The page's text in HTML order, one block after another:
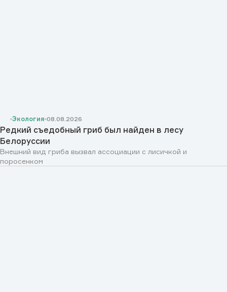
Экология 08.08.2026
Редкий съедобный гриб был найден в лесу
Белоруссии
Внешний вид гриба вызвал ассоциации с лисичкой и
поросенком